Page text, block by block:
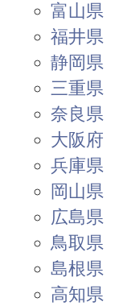
富山県
福井県
静岡県
三重県
奈良県
大阪府
兵庫県
岡山県
広島県
鳥取県
島根県
高知県